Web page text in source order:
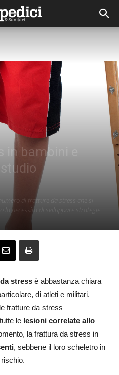
bambini e
di fratture da stress che si
la necessità di sviluppare strategie
stress è abbastanza chiara
di atleti e militari.
fratture da stress
le lesioni correlate allo
la frattura da stress in
, sebbene il loro scheletro in